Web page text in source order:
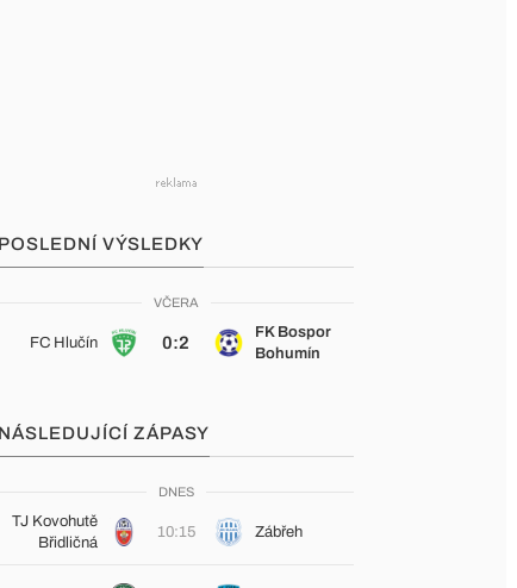
POSLEDNÍ VÝSLEDKY
VČERA
FC Hlučín 0:2
FK Bospor
Bohumín
NÁSLEDUJÍCÍ ZÁPASY
DNES
TJ Kovohutě
Břidličná
10:15 Zábřeh